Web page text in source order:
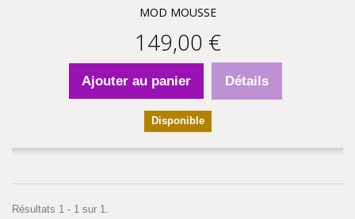
MOD MOUSSE
149,00 €
Ajouter au panier Détails
Disponible
Résultats 1 - 1 sur 1.